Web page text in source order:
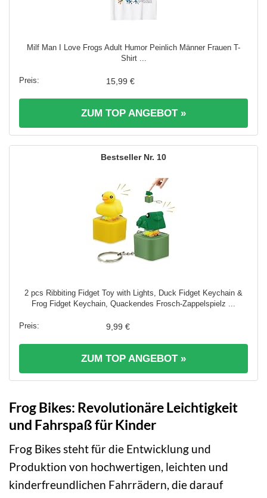
Milf Man I Love Frogs Adult Humor Peinlich Männer Frauen T-
Shirt ...
15,99 €
ZUM TOP ANGEBOT »
10
2 pcs Ribbiting Fidget Toy with Lights, Duck Fidget Keychain &
Frog Fidget Keychain, Quackendes Frosch-Zappelspielz ...
9,99 €
ZUM TOP ANGEBOT »
Frog Bikes: Revolutionäre Leichtigkeit
und Fahrspaß für Kinder
Frog Bikes steht für die Entwicklung und
Produktion von hochwertigen, leichten und
kinderfreundlichen Fahrrädern, die darauf